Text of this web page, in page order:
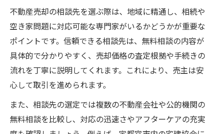
不動産売却の相談先を選ぶ際は、地域に精通し、相続や
空き家問題に対応可能な専門家がいるかどうかが重要な
ポイントです。信頼できる相談先は、無料相談の内容が
具体的で分かりやすく、売却価格の査定根拠や手続きの
流れを丁寧に説明してくれます。これにより、売主は安
心して取引を進められます。
また、相談先の選定では複数の不動産会社や公的機関の
無料相談を比較し、対応の迅速さやアフターケアの充実